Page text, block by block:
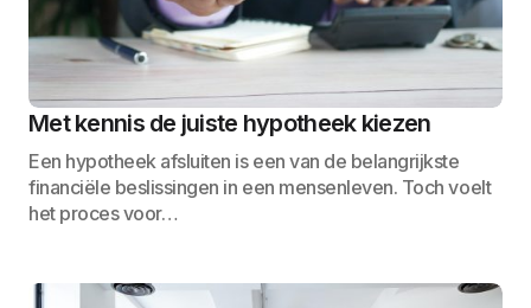
Met kennis de juiste hypotheek kiezen
Een hypotheek afsluiten is een van de belangrijkste
financiële beslissingen in een mensenleven. Toch voelt
het proces voor…